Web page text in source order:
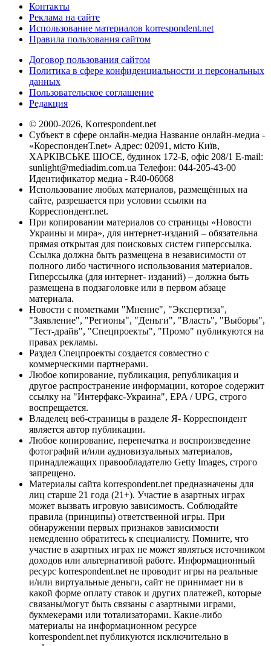
Контакты
Реклама на сайте
Использование материалов korrespondent.net
Правила пользования сайтом
Договор пользования сайтом
Политика в сфере конфиденциальности и персональных
данных
Пользовательское соглашение
Редакция
© 2000-2026, Korrespondent.net
Субъект в сфере онлайн-медиа Название онлайн-медиа -
«КореспонденТ.net» Адрес: 02091, місто Київ,
ХАРКІВСЬКЕ ШОСЕ, будинок 172-Б, офіс 208/1 E-mail:
sunlight@mediadim.com.ua Телефон: 044-205-43-00
Идентификатор медиа - R40-06068
Использование любых материалов, размещённых на
сайте, разрешается при условии ссылки на
Корреспондент.net.
При копировании материалов со страницы «Новости
Украины и мира», для интернет-изданий – обязательна
прямая открытая для поисковых систем гиперссылка.
Ссылка должна быть размещена в независимости от
полного либо частичного использования материалов.
Гиперссылка (для интернет- изданий) – должна быть
размещена в подзаголовке или в первом абзаце
материала.
Новости с пометками "Мнение", "Экспертиза",
"Заявление", "Регионы", "Деньги", "Власть", "Выборы",
"Тест-драйв", "Спецпроекты", "Промо" публикуются на
правах рекламы.
Раздел Спецпроекты создается совместно с
коммерческими партнерами.
Любое копирование, публикация, републикация и
другое распространение информации, которое содержит
ссылку на "Интерфакс-Украина", EPA / UPG, строго
воспрещается.
Владелец веб-страницы в разделе Я- Корреспондент
является автор публикации.
Любое копирование, перепечатка и воспроизведение
фотографий и/или аудиовизуальных материалов,
принадлежащих правообладателю Getty Images, строго
запрещено.
Материалы сайта korrespondent.net предназначены для
лиц старше 21 года (21+). Участие в азартных играх
может вызвать игровую зависимость. Соблюдайте
правила (принципы) ответственной игры. При
обнаружении первых признаков зависимости
немедленно обратитесь к специалисту. Помните, что
участие в азартных играх не может являться источником
доходов или альтернативой работе. Информационный
ресурс korrespondent.net не проводит игры на реальные
и/или виртуальные деньги, сайт не принимает ни в
какой форме оплату ставок и других платежей, которые
связаны/могут быть связаны с азартными играми,
букмекерами или тотализаторами. Какие-либо
материалы на информационном ресурсе
korrespondent.net публикуются исключительно в